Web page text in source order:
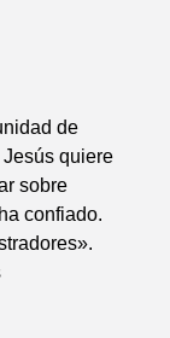
de
quiere
sobre
confiado.